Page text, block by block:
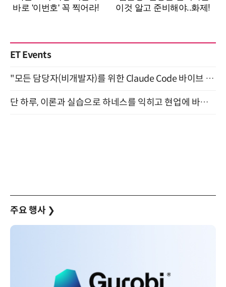
ET Events
"모든 담당자(비개발자)를 위한 Claude Code 바이브 코딩 2-day 부트캠프" 9월 16~17일 개최
단 하루, 이론과 실습으로 하네스를 익히고 현업에 바로 쓰는 핸즈온 워크숍 (8/20)
주요 행사 ❯